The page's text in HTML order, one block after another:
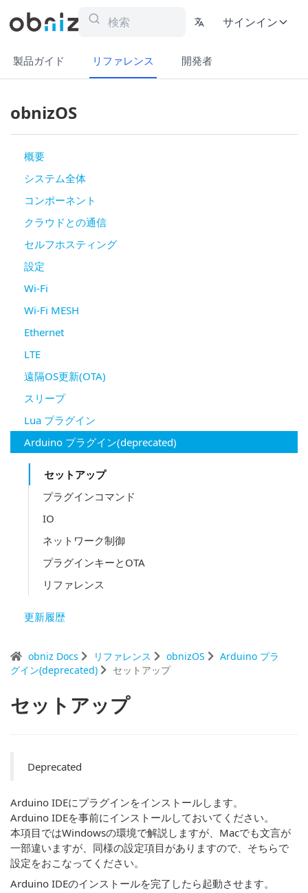
サインイン
製品ガイド リファレンス 開発者
obnizOS
概要
システム全体
コンポーネント
クラウドとの通信
セルフホスティング
設定
Wi-Fi
Wi-Fi MESH
Ethernet
LTE
遠隔OS更新(OTA)
スリープ
Lua プラグイン
Arduino プラグイン(deprecated)
セットアップ
プラグインコマンド
IO
ネットワーク制御
プラグインキーとOTA
リファレンス
更新履歴
obniz Docs リファレンス obnizOS
Arduino プラ
グイン(deprecated)
セットアップ
セットアップ
Deprecated
Arduino IDEにプラグインをインストールします。
Arduino IDEを事前にインストールしておいてください。
本項目ではWindowsの環境で解説しますが、Macでも文言が
一部違いますが、同様の設定項目がありますので、そちらで
設定をおこなってください。
Arduino IDEのインストールを完了したら起動させます。